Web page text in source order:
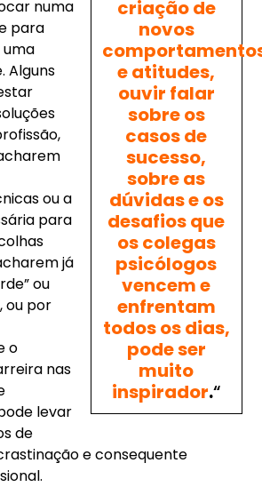
criação de
novos
e atitudes,
ouvir falar
sobre os
casos de
sucesso,
sobre as
dúvidas e os
desafios que
os colegas
psicólogos
vencem e
enfrentam
todos os dias,
pode ser
muito
inspirador.“
numa
para
Alguns
ou a
para
já
ou
ou por
o
nas
levar
de
e consequente